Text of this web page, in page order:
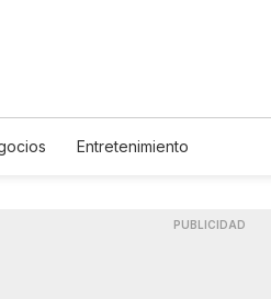
Entretenimiento
PUBLICIDAD